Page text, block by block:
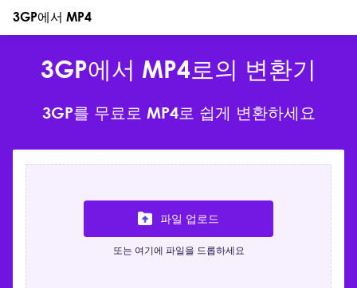
3GP에서 MP4
3GP에서 MP4로의 변환기
3GP를 무료로 MP4로 쉽게 변환하세요
파일 업로드
또는 여기에 파일을 드롭하세요